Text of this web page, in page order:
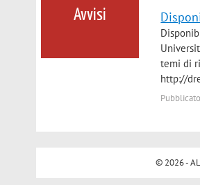
Avvisi
temi di
http://
© 2026 -